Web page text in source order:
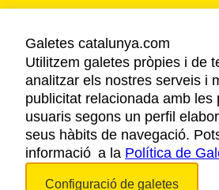
AVÍS LEGAL
POLÍTICA DE
COOKIES
ACCESSIBILITAT
Galetes catalunya.com
Utilitzem galetes pròpies i de
analitzar els nostres serveis i
publicitat relacionada amb les
usuaris segons un perfil
seus hàbits de navegació.
informació a la Política de
Configuració de galetes